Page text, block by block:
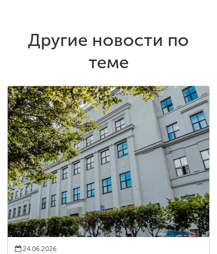
Другие новости по
теме
24.06.2026